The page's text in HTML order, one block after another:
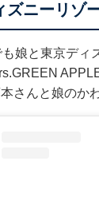
ニーリゾ
娘と東京ディ
さんと娘のか